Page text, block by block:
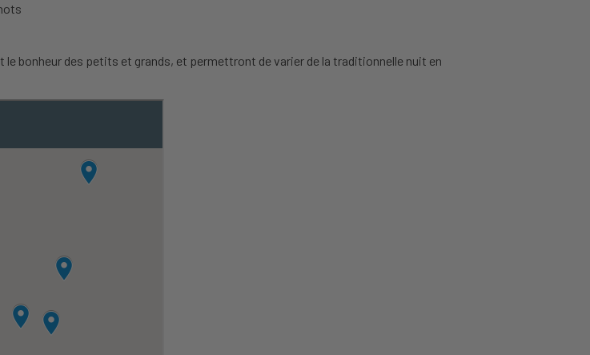
le bonheur des petits et grands, et permettront de varier de la traditionnelle nuit en